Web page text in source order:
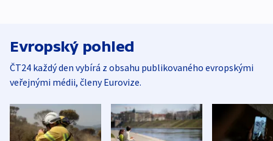
Evropský pohled
ČT24 každý den vybírá z obsahu publikovaného evropskými
veřejnými médii, členy Eurovize.